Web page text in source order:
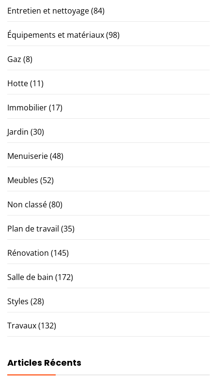
Entretien et nettoyage(84)
Équipements et matériaux(98)
Gaz (8)
Hotte(11)
Immobilier(17)
Jardin (30)
Menuiserie(48)
Meubles (52)
Non classé(80)
Plan de travail (35)
Rénovation (145)
Salle de bain (172)
Styles (28)
Travaux(132)
Articles Récents